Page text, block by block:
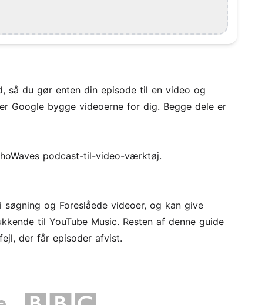
så du gør enten din episode til en video og
Google bygge videoerne for dig. Begge dele er
podcast-til-video-værktøj.
og Foreslåede videoer, og kan give
til YouTube Music. Resten af denne guide
der får episoder afvist.